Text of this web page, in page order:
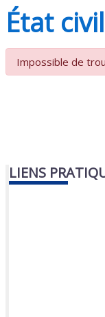
État civil
Impossible de
LIENS